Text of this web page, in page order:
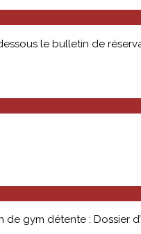
le bulletin de
gym détente : Dossier